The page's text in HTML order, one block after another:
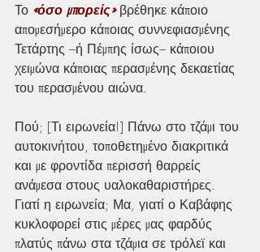
Το «όσο μπορείς» βρέθηκε κάποιο
απομεσήμερο κάποιας συννεφιασμένης
Τετάρτης –ή Πέμπης ίσως– κάποιου
χειμώνα κάποιας περασμένης δεκαετίας
του περασμένου αιώνα.
Πού; [Τι ειρωνεία!] Πάνω στο τζάμι του
αυτοκινήτου, τοποθετημένο διακριτικά
και με φροντίδα περισσή θαρρείς
ανάμεσα στους υαλοκαθαριστήρες.
Γιατί η ειρωνεία; Μα, γιατί ο Καβάφης
κυκλοφορεί στις μέρες μας φαρδύς
πλατύς πάνω στα τζάμια σε τρόλεϊ και